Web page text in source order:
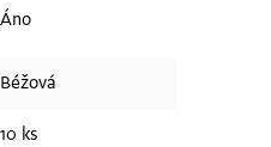
Áno
Béžová
10 ks